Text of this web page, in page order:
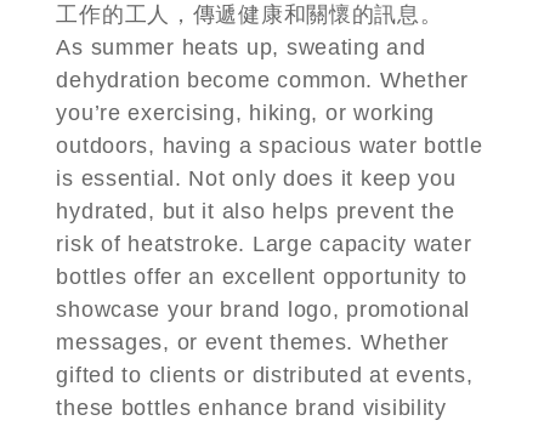
工作的工人，傳遞健康和關懷的訊息。
As summer heats up, sweating and
dehydration become common. Whether
you’re exercising, hiking, or working
outdoors, having a spacious water bottle
is essential. Not only does it keep you
hydrated, but it also helps prevent the
risk of heatstroke. Large capacity water
bottles offer an excellent opportunity to
showcase your brand logo, promotional
messages, or event themes. Whether
gifted to clients or distributed at events,
these bottles enhance brand visibility